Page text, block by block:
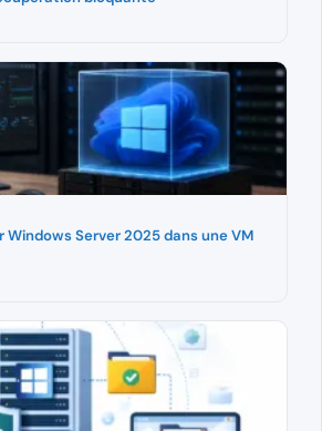
Server 2025 dans une VM